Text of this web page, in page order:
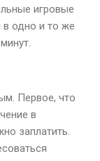
игровые
в одно и то же
Первое, что
в
заплатить.